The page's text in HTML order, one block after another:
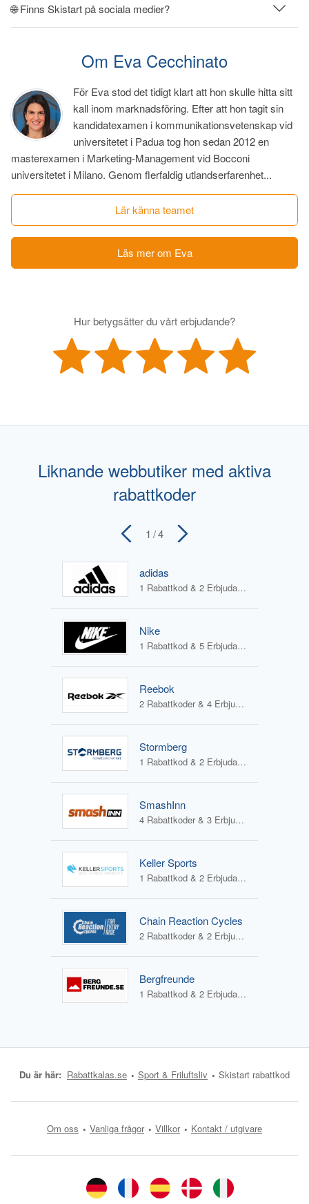
🌐 Finns Skistart på sociala medier?
Om Eva Cecchinato
För Eva stod det tidigt klart att hon skulle hitta sitt
kall inom marknadsföring. Efter att hon tagit sin
kandidatexamen i kommunikationsvetenskap vid
universitetet i Padua tog hon sedan 2012 en
masterexamen i Marketing-Management vid Bocconi
universitetet i Milano. Genom flerfaldig utlandserfarenhet...
Lär känna teamet
Läs mer om Eva
Hur betygsätter du vårt erbjudande?
Liknande webbutiker med aktiva
rabattkoder
1 / 4
adidas
1 Rabattkod & 2 Erbjudanden
Nike
1 Rabattkod & 5 Erbjudanden
Reebok
2 Rabattkoder & 4 Erbjudanden
Stormberg
1 Rabattkod & 2 Erbjudanden
SmashInn
4 Rabattkoder & 3 Erbjudanden
Keller Sports
1 Rabattkod & 2 Erbjudanden
Chain Reaction Cycles
2 Rabattkoder & 2 Erbjudanden
Bergfreunde
1 Rabattkod & 2 Erbjudanden
Du är här: Rabattkalas.se Sport & Friluftsliv Skistart rabattkod
Om oss Vanliga frågor Villkor Kontakt / utgivare